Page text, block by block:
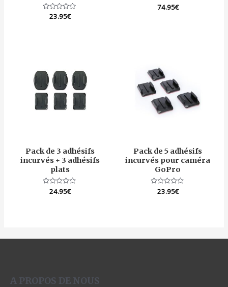
Note
23.95€
Note
74.95€
Pack de 3 adhésifs
incurvés + 3 adhésifs
plats
Note
24.95€
Pack de 5 adhésifs
incurvés pour caméra
GoPro
Note
23.95€
A PROPOS DE NOUS